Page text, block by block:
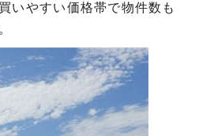
いやすい価格帯で物件数も